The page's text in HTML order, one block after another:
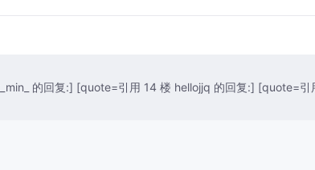
的回复:] [quote=引用 14 楼 hellojjq 的回复:] [quote=引